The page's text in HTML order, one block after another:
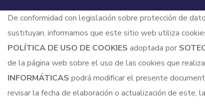
De conformidad con legislación sobre protección de
sustituyan, informamos que este sitio web utiliza
POLÍTICA DE USO DE COOKIES adoptada por
de la página web sobre el uso de las cookies que
INFORMÁTICAS podrá modificar el presente
revisar la fecha de elaboración o actualización de